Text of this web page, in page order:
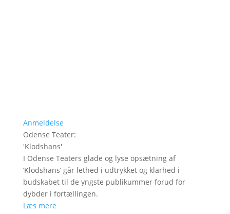
Anmeldelse
Odense Teater:
'Klodshans'
I Odense Teaters glade og lyse opsætning af
’Klodshans’ går lethed i udtrykket og klarhed i
budskabet til de yngste publikummer forud for
dybder i fortællingen.
Læs mere